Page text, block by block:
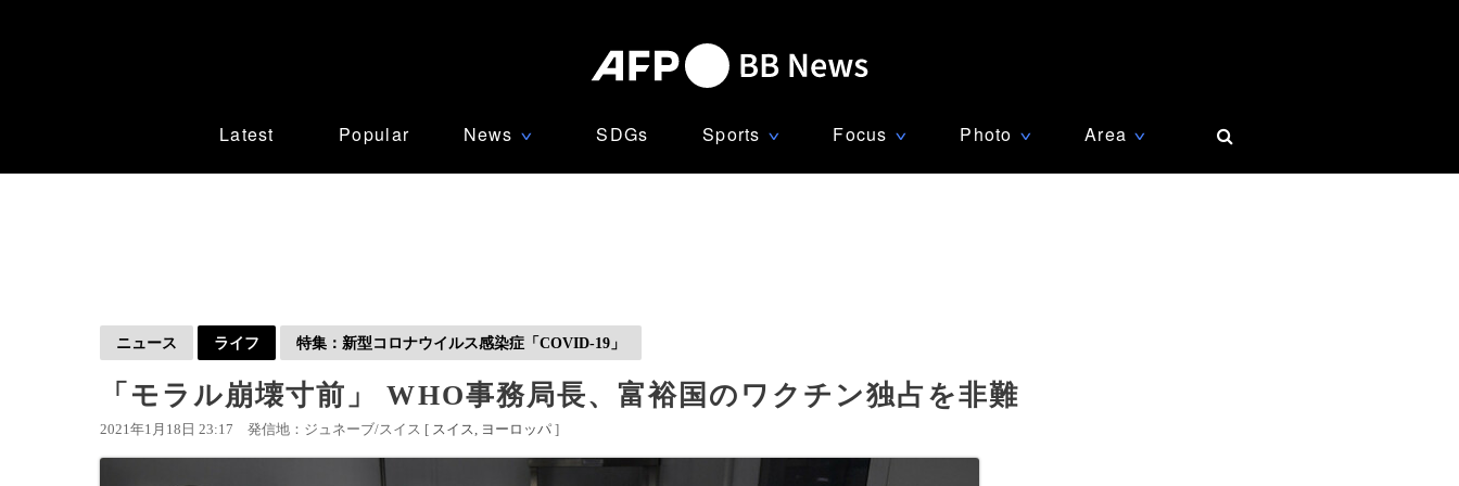
Latest Popular News ∨ SDGs Sports ∨ Focus ∨ Photo ∨ Area ∨
ニュース ライフ 特集：新型コロナウイルス感染症「COVID-19」
「モラル崩壊寸前」 WHO事務局長、富裕国のワクチン独占を非難
2021年1月18日 23:17 発信地：ジュネーブ/スイス [ スイス ヨーロッパ ]